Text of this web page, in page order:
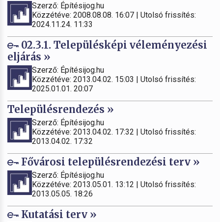
Szerző: Építésijog.hu
Közzétéve: 2008.08.08. 16:07 | Utolsó frissítés:
2024.11.24. 11:33
02.3.1. Településképi véleményezési
eljárás »
Szerző: Építésijog.hu
Közzétéve: 2013.04.02. 15:03 | Utolsó frissítés:
2025.01.01. 20:07
Településrendezés »
Szerző: Építésijog.hu
Közzétéve: 2013.04.02. 17:32 | Utolsó frissítés:
2013.04.02. 17:32
Fővárosi településrendezési terv »
Szerző: Építésijog.hu
Közzétéve: 2013.05.01. 13:12 | Utolsó frissítés:
2013.05.05. 18:26
Kutatási terv »